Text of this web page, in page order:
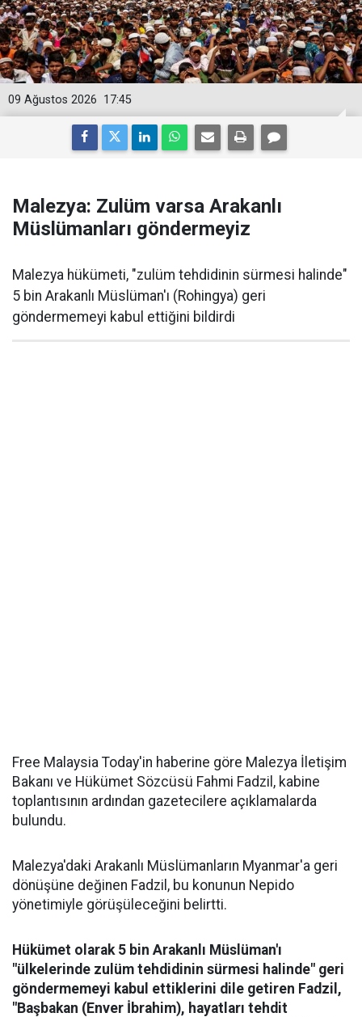
17:45
09 Ağustos 2026
Malezya: Zulüm varsa Arakanlı
Müslümanları göndermeyiz
Malezya hükümeti, "zulüm tehdidinin sürmesi halinde"
5 bin Arakanlı Müslüman'ı (Rohingya) geri
göndermemeyi kabul ettiğini bildirdi
Free Malaysia Today'in haberine göre Malezya İletişim
Bakanı ve Hükümet Sözcüsü Fahmi Fadzil, kabine
toplantısının ardından gazetecilere açıklamalarda
bulundu.
Malezya'daki Arakanlı Müslümanların Myanmar'a geri
dönüşüne değinen Fadzil, bu konunun Nepido
yönetimiyle görüşüleceğini belirtti.
Hükümet olarak 5 bin Arakanlı Müslüman'ı
"ülkelerinde zulüm tehdidinin sürmesi halinde" geri
göndermemeyi kabul ettiklerini dile getiren Fadzil,
"Başbakan (Enver İbrahim), hayatları tehdit